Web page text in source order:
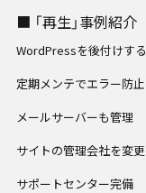
■ 「再生」事例紹介
WordPressを後付けする
定期メンテでエラー防止
メールサーバーも管理
サイトの管理会社を変更
サポートセンター完備